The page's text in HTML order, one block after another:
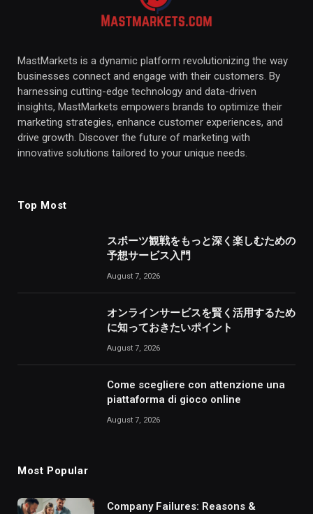
MastMarkets is a dynamic platform revolutionizing the way
businesses connect and engage with their customers. By
harnessing cutting-edge technology and data-driven
insights, MastMarkets empowers brands to optimize their
marketing strategies, enhance customer experiences, and
drive growth. Discover the future of marketing with
innovative solutions tailored to your unique needs.
Top Most
スポーツ観戦をもっと深く楽しむための
予想サービス入門
August 7, 2026
オンラインサービスを賢く活用するため
に知っておきたいポイント
August 7, 2026
Come scegliere con attenzione una
piattaforma di gioco online
August 7, 2026
Most Popular
Company Failures: Reasons &